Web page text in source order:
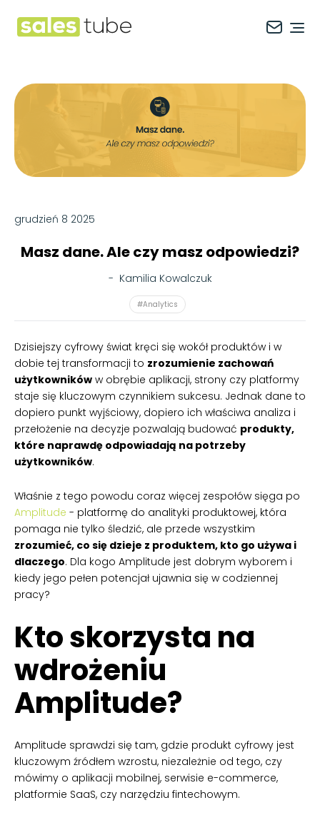
Salestube
grudzień 8 2025
Masz dane. Ale czy masz odpowiedzi?
- Kamilia Kowalczuk
#Analytics
Dzisiejszy cyfrowy świat kręci się wokół produktów i w
dobie tej transformacji to zrozumienie zachowań
użytkowników w obrębie aplikacji, strony czy platformy
staje się kluczowym czynnikiem sukcesu. Jednak dane to
dopiero punkt wyjściowy, dopiero ich właściwa analiza i
przełożenie na decyzje pozwalają budować produkty,
które naprawdę odpowiadają na potrzeby
użytkowników.
Właśnie z tego powodu coraz więcej zespołów sięga po
Amplitude - platformę do analityki produktowej, która
pomaga nie tylko śledzić, ale przede wszystkim
zrozumieć, co się dzieje z produktem, kto go używa i
dlaczego. Dla kogo Amplitude jest dobrym wyborem i
kiedy jego pełen potencjał ujawnia się w codziennej
pracy?
Kto skorzysta na
wdrożeniu
Amplitude?
Amplitude sprawdzi się tam, gdzie produkt cyfrowy jest
kluczowym źródłem wzrostu, niezależnie od tego, czy
mówimy o aplikacji mobilnej, serwisie e-commerce,
platformie SaaS, czy narzędziu fintechowym.